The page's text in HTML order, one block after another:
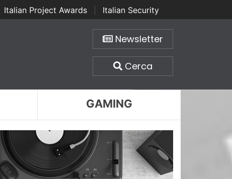
Italian Project Awards
Italian Security
Newsletter
Cerca
GAMING